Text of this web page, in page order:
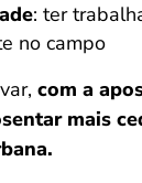
: ter
no campo
com a
mais